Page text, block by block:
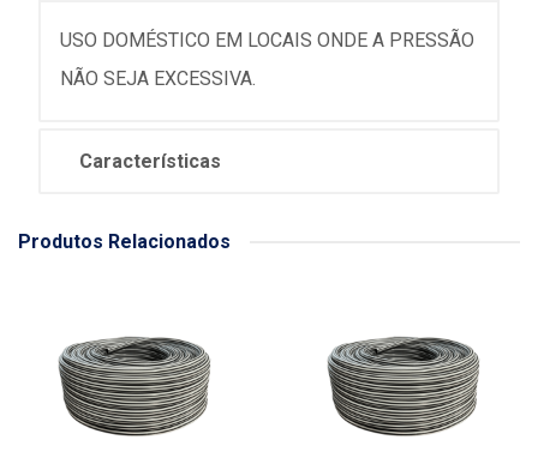
USO DOMÉSTICO EM LOCAIS ONDE A PRESSÃO
NÃO SEJA EXCESSIVA.
Características
Produtos Relacionados